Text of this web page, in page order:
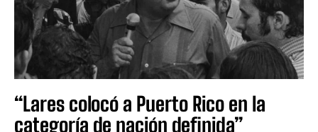
“Lares colocó a Puerto Rico en la
categoría de nación definida”